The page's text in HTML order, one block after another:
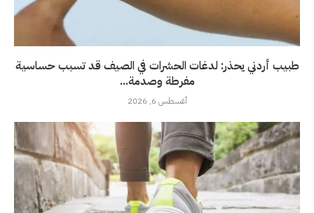
طبيب أردني يحذر: لدغات الحشرات في الصيف قد تسبب حساسية
مفرطة وصدمة...
أغسطس 6, 2026